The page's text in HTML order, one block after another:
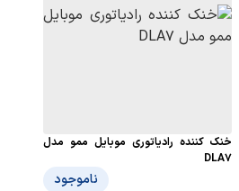
خنک کننده رادیاتوری موبایل ممو مدل
DLA7
ناموجود